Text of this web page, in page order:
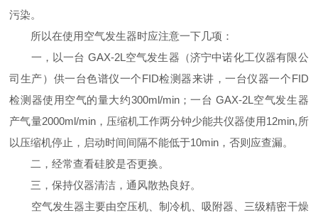
污染。
所以在使用空气发生器时应注意一下几项：
一，以一台 GAX-2L空气发生器（济宁中诺化工仪器有限公
司生产）供一台色谱仪一个FID检测器来讲，一台仪器一个FID
检测器使用空气的量大约300ml/min；一台 GAX-2L空气发生器
产气量2000ml/min，压缩机工作两分钟少能共仪器使用12min,所
以压缩机停止，启动时间间隔不能低于10min，否则应查漏。
二，经常查看硅胶是否更换。
三，保持仪器清洁，通风散热良好。
空气发生器主要由空压机、制冷机、吸附器、三级精密干燥